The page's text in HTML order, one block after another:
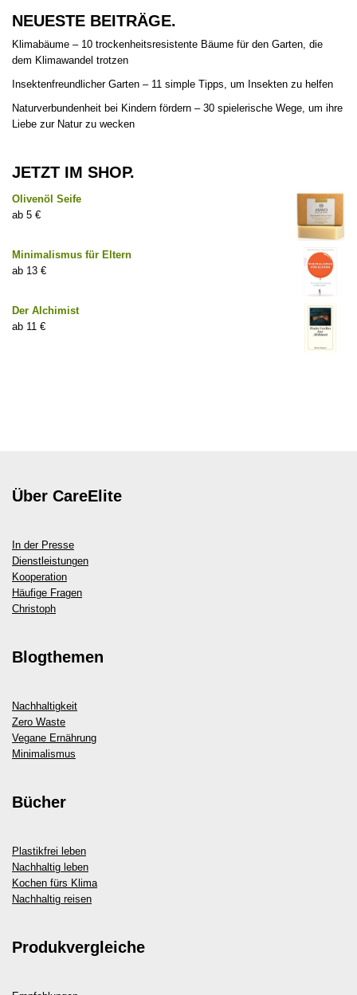
NEUESTE BEITRÄGE.
Klimabäume – 10 trockenheitsresistente Bäume für den Garten, die
dem Klimawandel trotzen
Insektenfreundlicher Garten – 11 simple Tipps, um Insekten zu helfen
Naturverbundenheit bei Kindern fördern – 30 spielerische Wege, um ihre
Liebe zur Natur zu wecken
JETZT IM SHOP.
Olivenöl Seife
5 €
Minimalismus für Eltern
13 €
Der Alchimist
11 €
Über CareElite
In der Presse
Dienstleistungen
Kooperation
Häufige Fragen
Christoph
Blogthemen
Nachhaltigkeit
Zero Waste
Vegane Ernährung
Minimalismus
Bücher
Plastikfrei leben
Nachhaltig leben
Kochen fürs Klima
Nachhaltig reisen
Produkvergleiche